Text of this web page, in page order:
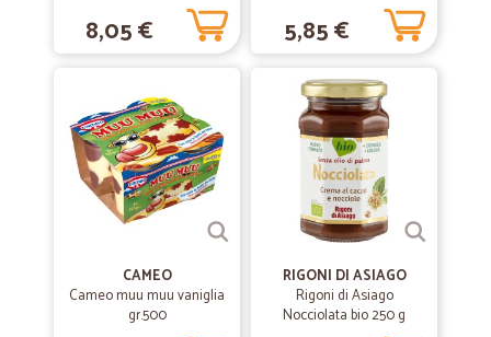
8,05 € 5,85 €
CAMEO
Cameo muu muu vaniglia
gr.500
RIGONI DI ASIAGO
Rigoni di Asiago
Nocciolata bio 250 g